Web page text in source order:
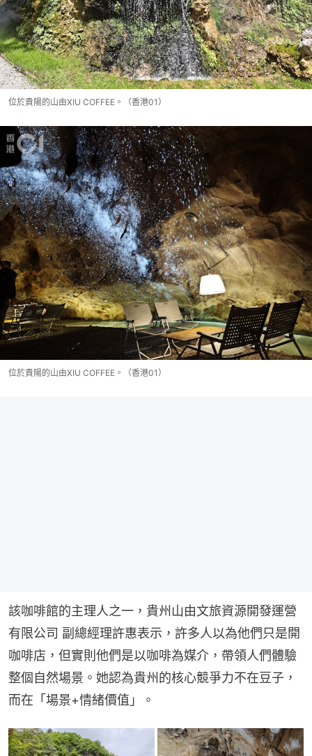
位於貴陽的山由XIU COFFEE。（香港01）
位於貴陽的山由XIU COFFEE。（香港01）
該咖啡館的主理人之一，貴州山由文旅資源開發運營
有限公司 副總經理許惠表示，許多人以為他們只是開
咖啡店，但實則他們是以咖啡為媒介，帶領人們體驗
整個自然場景。她認為貴州的核心競爭力不在豆子，
而在「場景+情緒價值」。